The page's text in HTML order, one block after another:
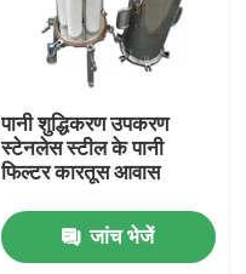
पानी शुद्धिकरण उपकरण
स्टेनलेस स्टील के पानी
फिल्टर कारतूस आवास
जांच भेजें